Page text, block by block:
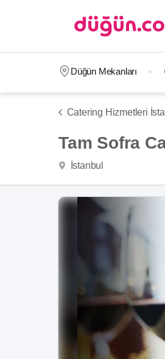
Düğün Mekanları
Catering Hizmetleri
Tam Sofra
İstanbul